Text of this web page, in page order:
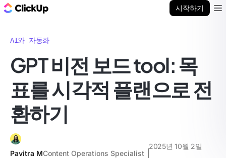
시작하기
AI와 자동화
GPT 비전 보드 tool: 목
표를 시각적 플랜으로 전
환하기
Pavitra MContent Operations Specialist
2025년 10월 2일